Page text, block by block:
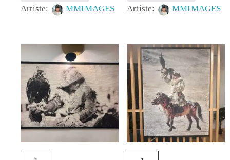
Artiste:
MMIMAGES
Artiste:
MMIMAGES